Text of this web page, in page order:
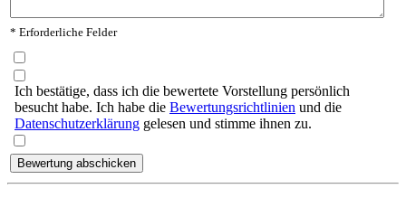
* Erforderliche Felder
Ich bestätige, dass ich die bewertete Vorstellung persönlich
besucht habe. Ich habe die Bewertungsrichtlinien und die
Datenschutzerklärung gelesen und stimme ihnen zu.